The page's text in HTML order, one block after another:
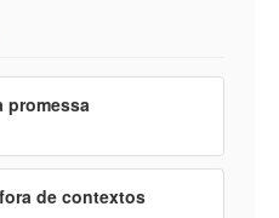
promessa
de contextos